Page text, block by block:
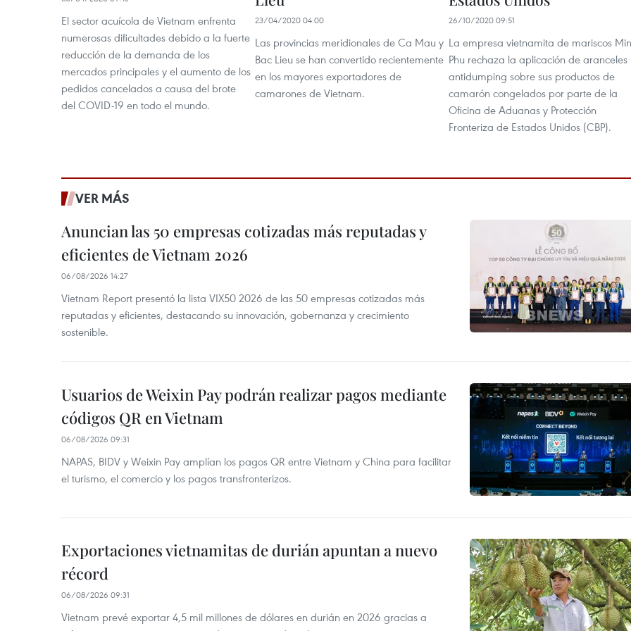
El sector acuícola de Vietnam enfrenta
numerosas dificultades debido a la fuerte
reducción de la demanda de los
mercados principales y el aumento de los
pedidos cancelados a causa del brote
del COVID-19 en todo el mundo.
23/04/2020 04:00
Las provincias meridionales de Ca Mau y
Bac Lieu se han convertido recientemente
en los mayores exportadores de
camarones de Vietnam.
26/10/2020 09:51
La empresa vietnamita de mariscos
Phu rechaza la aplicación de aranceles
antidumping sobre sus productos de
camarón congelados por parte de la
Oficina de Aduanas y Protección
Fronteriza de Estados Unidos (CBP).
VER MÁS
Anuncian las 50 empresas cotizadas más reputadas y
eficientes de Vietnam 2026
06/08/2026 14:27
Vietnam Report presentó la lista VIX50 2026 de las 50 empresas cotizadas más
reputadas y eficientes, destacando su innovación, gobernanza y crecimiento
sostenible.
Usuarios de Weixin Pay podrán realizar pagos mediante
códigos QR en Vietnam
06/08/2026 09:31
NAPAS, BIDV y Weixin Pay amplían los pagos QR entre Vietnam y China para facilitar
el turismo, el comercio y los pagos transfronterizos.
Exportaciones vietnamitas de durián apuntan a nuevo
récord
06/08/2026 09:31
Vietnam prevé exportar 4,5 mil millones de dólares en durián en 2026 gracias a